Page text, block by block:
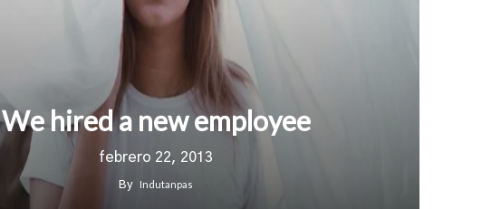
We hired a new employee
febrero 22, 2013
By Indutanpas